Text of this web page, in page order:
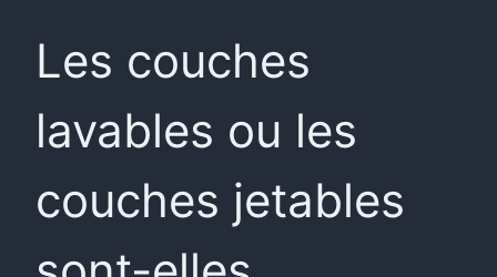
Les couches
lavables ou les
couches jetables